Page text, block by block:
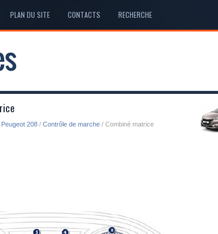
PLAN DU SITE CONTACTS RECHERCHE
208 / Contrôle de marche / Combiné matrice